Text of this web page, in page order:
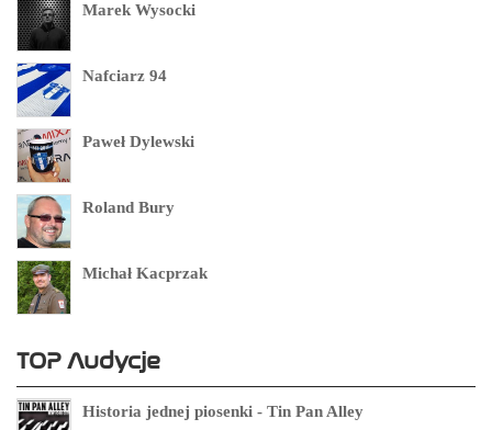
Marek Wysocki
Nafciarz 94
Paweł Dylewski
Roland Bury
Michał Kacprzak
TOP Audycje
Historia jednej piosenki - Tin Pan Alley